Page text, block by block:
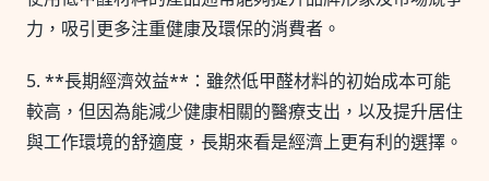
力，吸引更多注重健康及環保的消費者。
5. **長期經濟效益**：雖然低甲醛材料的初始成本可能
較高，但因為能減少健康相關的醫療支出，以及提升居住
與工作環境的舒適度，長期來看是經濟上更有利的選擇。